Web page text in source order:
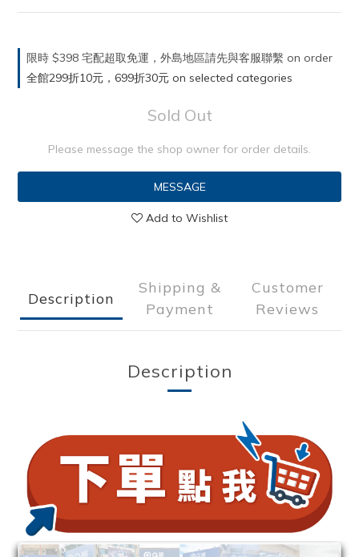
限時 $398 宅配超取免運，外島地區請先與客服聯繫 on order
全館299折10元，699折30元 on selected categories
Sold Out
Please message the shop owner for order details.
MESSAGE
Add to Wishlist
Description
Shipping &
Payment
Customer
Reviews
Description